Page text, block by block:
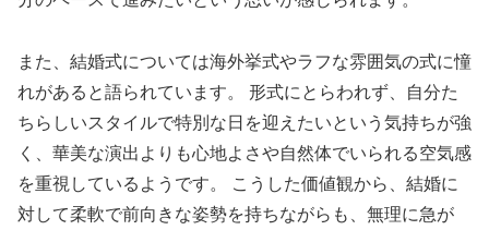
また、結婚式については海外挙式やラフな雰囲気の式に憧
れがあると語られています。 形式にとらわれず、自分た
ちらしいスタイルで特別な日を迎えたいという気持ちが強
く、華美な演出よりも心地よさや自然体でいられる空気感
を重視しているようです。 こうした価値観から、結婚に
対して柔軟で前向きな姿勢を持ちながらも、無理に急が